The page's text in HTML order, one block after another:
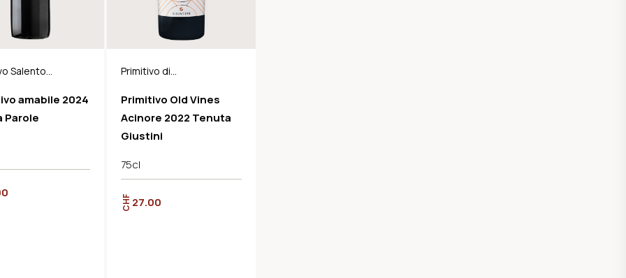
Salento
amabile 2024
Parole
Primitivo di
Primitivo Old Vines
Acinore 2022 Tenuta
Giustini
75cl
CHF 27.00